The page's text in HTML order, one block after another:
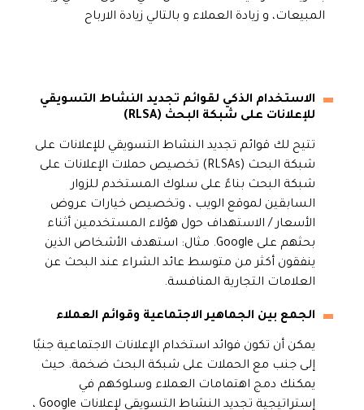
المبيعات، و زيادة العملاء و بالتالي زيادة الارباح
الاستخدام الذكي لقوائم تجديد النشاط التسويقي
للإعلانات على شبكة البحث (RLSA)
تتيح لك قوائم تجديد النشاط التسويقي للإعلانات على
شبكة البحث (RLSAs) تخصيص حملات الإعلانات على
شبكة البحث بناءً على سلوك المستخدم للزوار
السابقين لموقع الويب ، وتخصيص خيارات عروض
الأسعار / الاستهداف حول هؤلاء المستخدمين أثناء
بحثهم على Google. مثال: استهدف الأشخاص الذين
ينفقون أكثر من متوسط عائد الشراء عند البحث عن
العلامات التجارية المنافسة.
الجمع بين الجماهير الاجتماعية وقوائم العملاء
يمكن أن تكون فوائد استخدام الإعلانات الاجتماعية جنبًا
إلى جنب مع الحملات على شبكة البحث ضخمة. حيث
يمكنك دمج اهتمامات العملاء وسلوكهم في
إستراتيجية تجديد النشاط التسويقي لإعلانات Google ،